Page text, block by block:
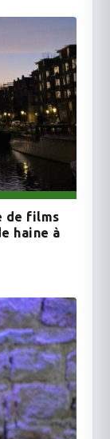
de films
haine à